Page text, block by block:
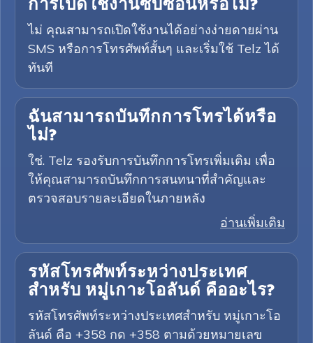
ไม่ คุณสามารถเปิดใช้งานได้อย่างง่ายดายผ่าน
SMS หรือการโทรศัพท์สั้นๆ และเริ่มใช้ Telz ได้
ทันที
ฉันสามารถบันทึกการโทรได้หรือ
ไม่?
ใช่. Telz รองรับการบันทึกการโทรเพิ่มเติม เพื่อ
ให้คุณสามารถบันทึกการสนทนาที่สำคัญและ
ตรวจสอบรายละเอียดในภายหลัง
อ่านเพิ่มเติม
รหัสโทรศัพท์ระหว่างประเทศ
สำหรับ หมู่เกาะโอลันด์ คืออะไร?
รหัสโทรศัพท์ระหว่างประเทศสำหรับ หมู่เกาะโอ
ลันด์ คือ +358 กด +358 ตามด้วยหมายเลข